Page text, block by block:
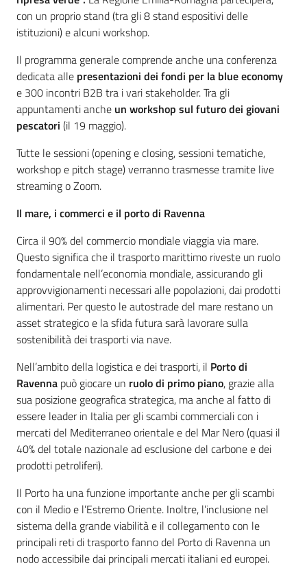
con un proprio stand (tra gli 8 stand espositivi delle
istituzioni) e alcuni workshop.
Il programma generale comprende anche una conferenza
dedicata alle presentazioni dei fondi per la blue economy
e 300 incontri B2B tra i vari stakeholder. Tra gli
appuntamenti anche un workshop sul futuro dei giovani
pescatori (il 19 maggio).
Tutte le sessioni (opening e closing, sessioni tematiche,
workshop e pitch stage) verranno trasmesse tramite live
streaming o Zoom.
Il mare, i commerci e il porto di Ravenna
Circa il 90% del commercio mondiale viaggia via mare.
Questo significa che il trasporto marittimo riveste un ruolo
fondamentale nell’economia mondiale, assicurando gli
approvvigionamenti necessari alle popolazioni, dai prodotti
alimentari. Per questo le autostrade del mare restano un
asset strategico e la sfida futura sarà lavorare sulla
sostenibilità dei trasporti via nave.
Nell’ambito della logistica e dei trasporti, il Porto di
Ravenna può giocare un ruolo di primo piano, grazie alla
sua posizione geografica strategica, ma anche al fatto di
essere leader in Italia per gli scambi commerciali con i
mercati del Mediterraneo orientale e del Mar Nero (quasi il
40% del totale nazionale ad esclusione del carbone e dei
prodotti petroliferi).
Il Porto ha una funzione importante anche per gli scambi
con il Medio e l’Estremo Oriente. Inoltre, l’inclusione nel
sistema della grande viabilità e il collegamento con le
principali reti di trasporto fanno del Porto di Ravenna un
nodo accessibile dai principali mercati italiani ed europei.